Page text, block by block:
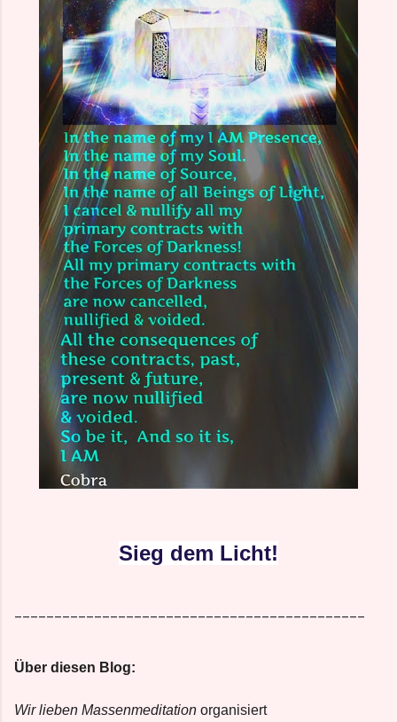
Sieg dem Licht!
Über diesen Blog:
Wir lieben Massenmeditation organisiert